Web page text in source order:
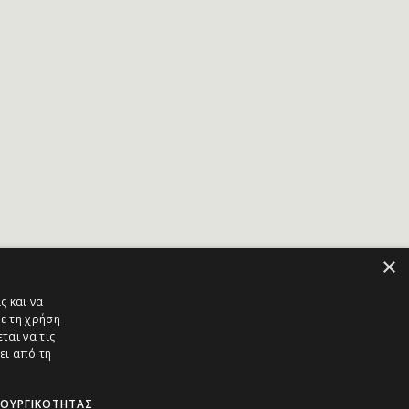
×
και να
τη χρήση
να τις
από τη